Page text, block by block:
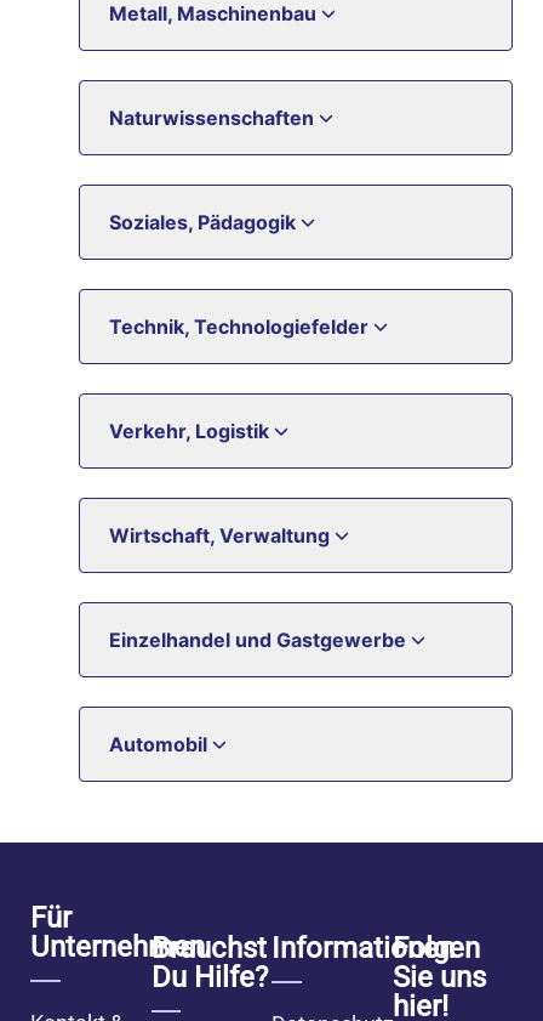
Metall, Maschinenbau
Naturwissenschaften
Soziales, Pädagogik
Technik, Technologiefelder
Verkehr, Logistik
Wirtschaft, Verwaltung
Einzelhandel und Gastgewerbe
Automobil
Für
UnternehmenBrauchst
Du Hilfe?
Informationen
Folgen
Sie uns
hier!